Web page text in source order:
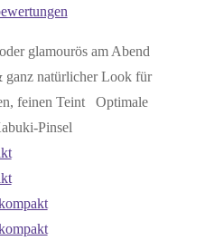
glamourös am Abend
ganz natürlicher Look für
feinen Teint Optimale
Pinsel